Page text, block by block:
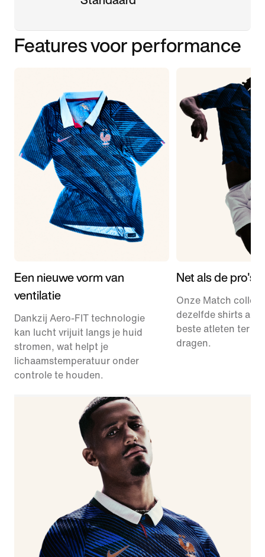
Features voor performance
Een nieuwe vorm van
ventilatie
Dankzij Aero-FIT technologie
kan lucht vrijuit langs je huid
stromen, wat helpt je
lichaamstemperatuur onder
controle te houden.
Net als de pro's
Onze Match
dezelfde shirts als
beste atleten ter
dragen.